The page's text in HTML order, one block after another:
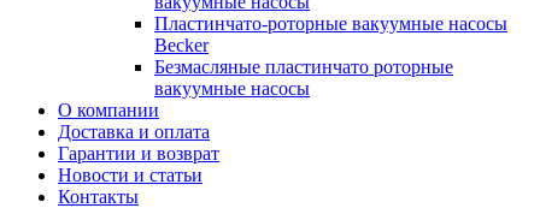
Пластинчато-роторные вакуумные насосы
Becker
Безмасляные пластинчато роторные
вакуумные насосы
О компании
Доставка и оплата
Гарантии и возврат
Новости и статьи
Контакты